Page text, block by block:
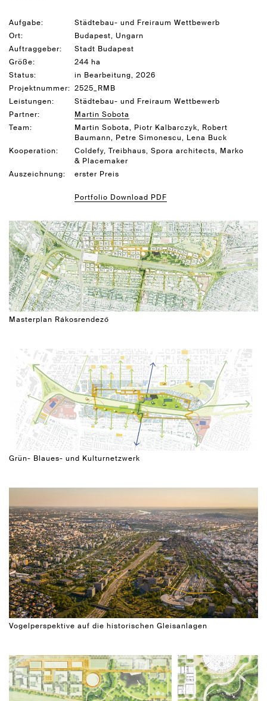
Aufgabe:
Städtebau- und Freiraum Wettbewerb
Ort:
Budapest, Ungarn
Auftraggeber:
Stadt Budapest
Größe:
244 ha
Status:
in Bearbeitung, 2026
Projektnummer: 2525_RMB
Leistungen:
Städtebau- und Freiraum Wettbewerb
Partner:
Martin Sobota
Team:
Martin Sobota, Piotr Kalbarczyk, Robert
Baumann, Petre Simonescu, Lena Buck
Kooperation:
Coldefy, Treibhaus, Spora architects, Marko
& Placemaker
Auszeichnung:
erster Preis
Portfolio Download PDF
Masterplan Rákosrendező
Grün- Blaues- und Kulturnetzwerk
Vogelperspektive auf die historischen Gleisanlagen